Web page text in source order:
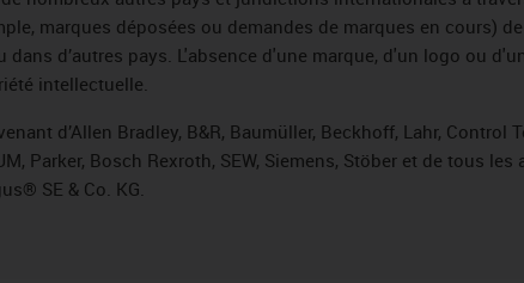
marques déposées ou demandes de marques en cours)
d’autres pays. L'absence d'une marque, d'un logo ou
intellectuelle.
d’Allen Bradley, B&R, Baumüller, Beckhoff, Lahr, Control
Parker, Bosch Rexroth, SEW, Siemens, Stöber et de tous
SE & Co. KG.